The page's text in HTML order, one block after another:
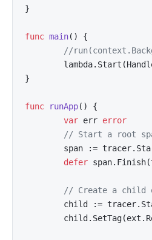
}
func main()
{
//
}
func runApp()
{
var err error
// Start a root
span :=
defer
// Create a child
child :=